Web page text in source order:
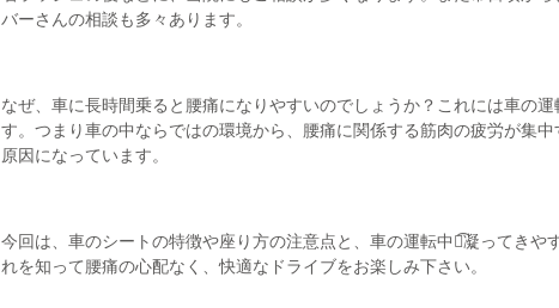
バーさんの相談も多々あります。
なぜ、車に長時間乗ると腰痛になりやすいのでしょうか？これには車の
す。つまり車の中ならではの環境から、腰痛に関係する筋肉の疲労が集
原因になっています。
今回は、車のシートの特徴や座り方の注意点と、車の運転中に͡凝ってき
れを知って腰痛の心配なく、快適なドライブをお楽しみ下さい。